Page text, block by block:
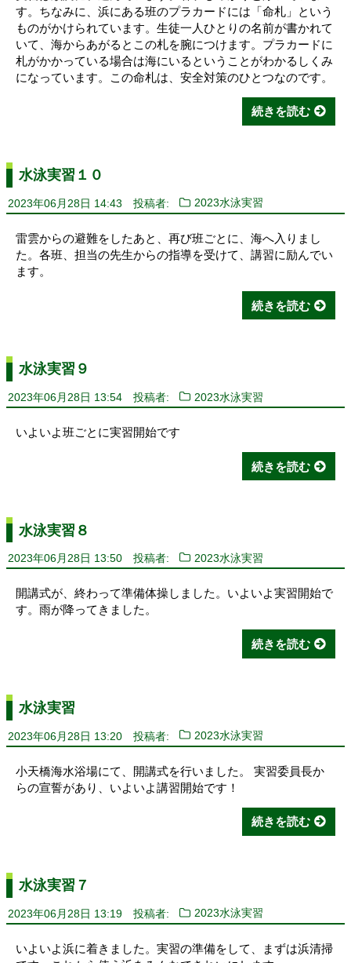
す。ちなみに、浜にある班のプラカードには「命札」という
ものがかけられています。生徒一人ひとりの名前が書かれて
いて、海からあがるとこの札を腕につけます。プラカードに
札がかかっている場合は海にいるということがわかるしくみ
になっています。この命札は、安全対策のひとつなのです。
続きを読む
水泳実習１０
2023年06月28日 14:43 投稿者: 2023水泳実習
雷雲からの避難をしたあと、再び班ごとに、海へ入りまし
た。各班、担当の先生からの指導を受けて、講習に励んでい
ます。
続きを読む
水泳実習９
2023年06月28日 13:54 投稿者: 2023水泳実習
いよいよ班ごとに実習開始です
続きを読む
水泳実習８
2023年06月28日 13:50 投稿者: 2023水泳実習
開講式が、終わって準備体操しました。いよいよ実習開始で
す。雨が降ってきました。
続きを読む
水泳実習
2023年06月28日 13:20 投稿者: 2023水泳実習
小天橋海水浴場にて、開講式を行いました。 実習委員長か
らの宣誓があり、いよいよ講習開始です！
続きを読む
水泳実習７
2023年06月28日 13:19 投稿者: 2023水泳実習
いよいよ浜に着きました。実習の準備をして、まずは浜清掃